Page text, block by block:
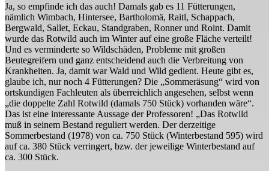
Ja, so empfinde ich das auch! Damals gab es 11 Fütterungen,
nämlich Wimbach, Hintersee, Bartholomä, Raitl, Schappach,
Bergwald, Sallet, Eckau, Standgraben, Ronner und Roint. Damit
wurde das Rotwild auch im Winter auf eine große Fläche verteilt!
Und es verminderte so Wildschäden, Probleme mit großen
Beutegreifern und ganz entscheidend auch die Verbreitung von
Krankheiten. Ja, damit war Wald und Wild gedient. Heute gibt es,
glaube ich, nur noch 4 Fütterungen? Die „Sommeräsung“ wird von
ortskundigen Fachleuten als überreichlich angesehen, selbst wenn
„die doppelte Zahl Rotwild (damals 750 Stück) vorhanden wäre“.
Das ist eine interessante Aussage der Professoren! „Das Rotwild
muß in seinem Bestand reguliert werden. Der derzeitige
Sommerbestand (1978) von ca. 750 Stück (Winterbestand 595) wird
auf ca. 380 Stück verringert, bzw. der jeweilige Winterbestand auf
ca. 300 Stück.